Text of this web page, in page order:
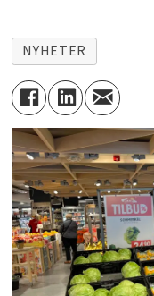
NYHETER